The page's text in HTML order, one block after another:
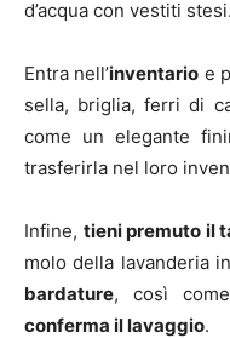
d’acqua con vestiti stesi.
Entra nell’inventario e
sella, briglia, ferri di
come un elegante
trasferirla nel loro
Infine, tieni premuto il
molo della lavanderia
bardature, così
conferma il lavaggio.